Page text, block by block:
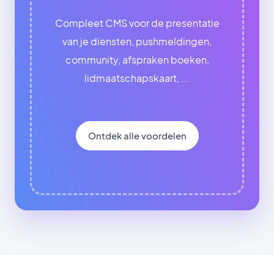
Compleet CMS voor de presentatie
van je diensten, pushmeldingen,
community, afspraken boeken,
lidmaatschapskaart, ...
Ontdek alle voordelen